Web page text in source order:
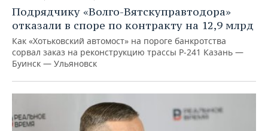
Подрядчику «Волго-Вятскуправтодора»
отказали в споре по контракту на 12,9 млрд
Как «Хотьковский автомост» на пороге банкротства
сорвал заказ на реконструкцию трассы Р‑241 Казань —
Буинск — Ульяновск